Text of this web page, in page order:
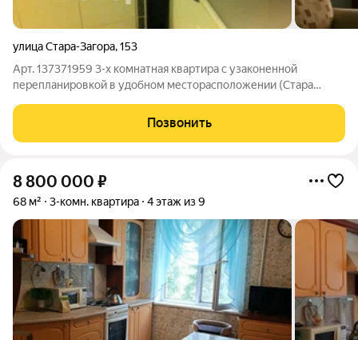
улица Стара-Загора,153
Арт. 137371959 3-х комнатная квартира с узаконенной
перепланировкой в удобном месторасположении (Стара
Собственник. Чистая продажа. Просторная кухня с газовой
плитой Сименс (плюс встроенная
Позвонить
8 800 000 ₽
68 м² 3-комн. квартира 4 этаж из 9